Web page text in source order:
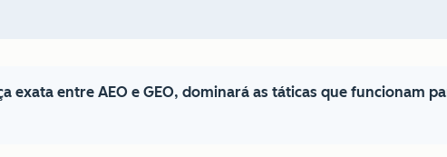
exata entre AEO e GEO, dominará as táticas que funcionam